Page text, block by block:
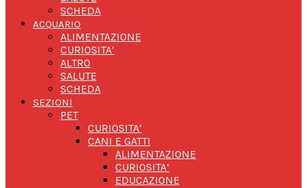
SCHEDA
ACQUARIO
ALIMENTAZIONE
CURIOSITA’
ALTRO
SALUTE
SCHEDA
SEZIONI
PET
CURIOSITA’
CANI E GATTI
ALIMENTAZIONE
CURIOSITA’
EDUCAZIONE